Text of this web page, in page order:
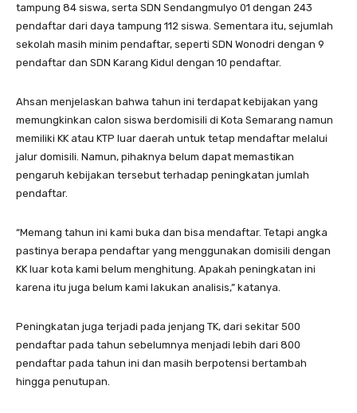
tampung 84 siswa, serta SDN Sendangmulyo 01 dengan 243
pendaftar dari daya tampung 112 siswa. Sementara itu, sejumlah
sekolah masih minim pendaftar, seperti SDN Wonodri dengan 9
pendaftar dan SDN Karang Kidul dengan 10 pendaftar.
Ahsan menjelaskan bahwa tahun ini terdapat kebijakan yang
memungkinkan calon siswa berdomisili di Kota Semarang namun
memiliki KK atau KTP luar daerah untuk tetap mendaftar melalui
jalur domisili. Namun, pihaknya belum dapat memastikan
pengaruh kebijakan tersebut terhadap peningkatan jumlah
pendaftar.
“Memang tahun ini kami buka dan bisa mendaftar. Tetapi angka
pastinya berapa pendaftar yang menggunakan domisili dengan
KK luar kota kami belum menghitung. Apakah peningkatan ini
karena itu juga belum kami lakukan analisis,” katanya.
Peningkatan juga terjadi pada jenjang TK, dari sekitar 500
pendaftar pada tahun sebelumnya menjadi lebih dari 800
pendaftar pada tahun ini dan masih berpotensi bertambah
hingga penutupan.